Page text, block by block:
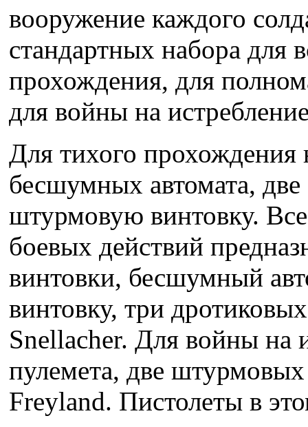
вооружение каждого
стандартных набора для
прохождения, для
для войны на
Для тихого прохождения
бесшумных автомата,
штурмовую винтовку.
боевых действий
винтовки, бесшумный
винтовку, три
Snellacher. Для войны на
пулемета, две
Freyland. Пистолеты в